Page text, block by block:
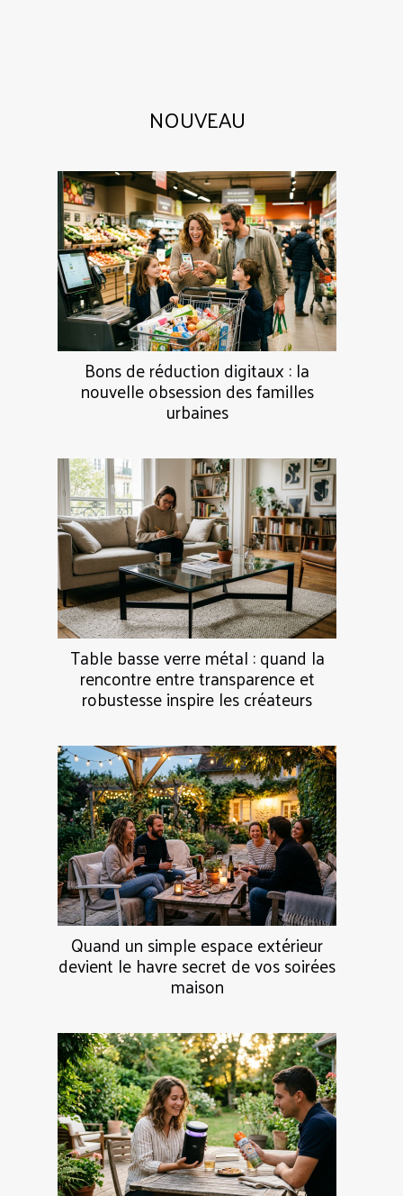
NOUVEAU
Bons de réduction digitaux : la
nouvelle obsession des familles
urbaines
Table basse verre métal : quand la
rencontre entre transparence et
robustesse inspire les créateurs
Quand un simple espace extérieur
devient le havre secret de vos soirées
maison